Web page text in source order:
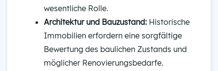
wesentliche Rolle.
Architektur und Bauzustand: Historische
Immobilien erfordern eine sorgfältige
Bewertung des baulichen Zustands und
möglicher Renovierungsbedarfe.